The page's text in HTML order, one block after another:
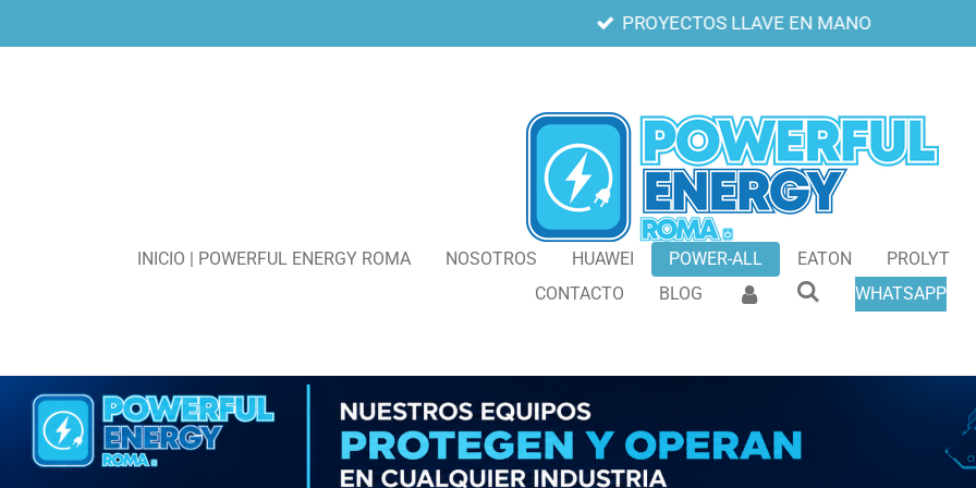
al
PROYECTOS LLAVE EN MANO
INICIO | POWERFUL ENERGY ROMA NOSOTROS HUAWEI POWER-ALL EATON
PROLYT
CONTACTO
BLOG WHATSAPP